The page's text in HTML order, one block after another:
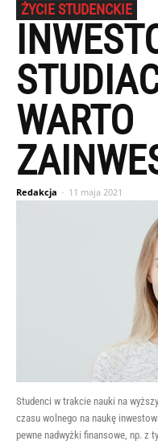
ŻYCIE STUDENCKIE
WARTO
Redakcja - 11 maja 2021
Studenci w trakcie nauki na
czasu wolnego na naukę
pewne nadwyżki finansowe, np. z